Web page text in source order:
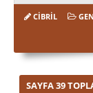
CIBRIL
SAYFA 39